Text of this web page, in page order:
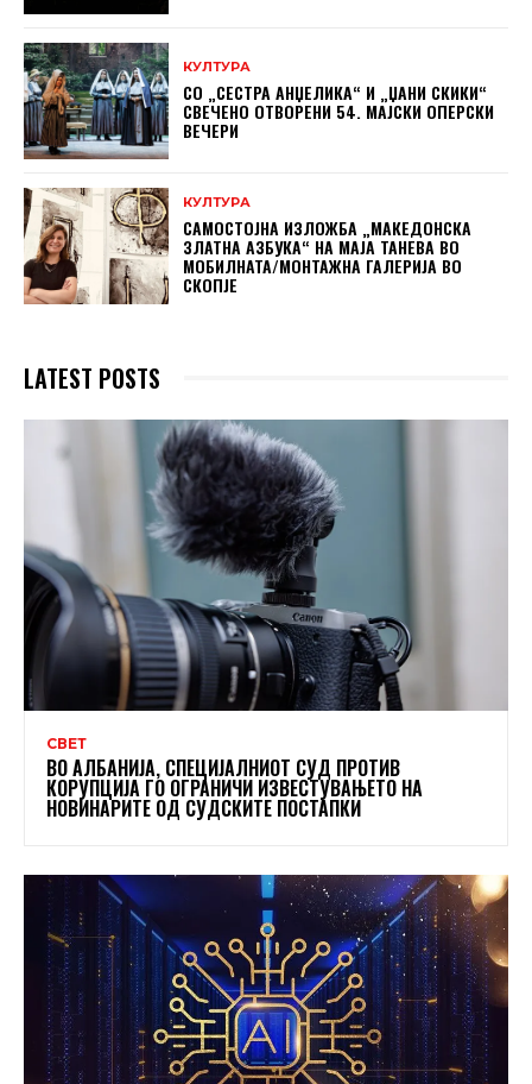
КУЛТУРА
СО „СЕСТРА АНЏЕЛИКА“ И „ЏАНИ СКИКИ“
СВЕЧЕНО ОТВОРЕНИ 54. МАЈСКИ ОПЕРСКИ
ВЕЧЕРИ
КУЛТУРА
САМОСТОЈНА ИЗЛОЖБА „МАКЕДОНСКА
ЗЛАТНА АЗБУКА“ НА МAЈА ТАНЕВА ВО
МОБИЛНАТА/МОНТАЖНА ГАЛЕРИЈА ВО
СКОПЈЕ
LATEST POSTS
СВЕТ
ВО АЛБАНИЈА, СПЕЦИЈАЛНИОТ СУД ПРОТИВ
КОРУПЦИЈА ГО ОГРАНИЧИ ИЗВЕСТУВАЊЕТО НА
НОВИНАРИТЕ ОД СУДСКИТЕ ПОСТАПКИ